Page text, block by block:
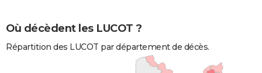
Où décèdent les LUCOT ?
Répartition des LUCOT par département de décès.